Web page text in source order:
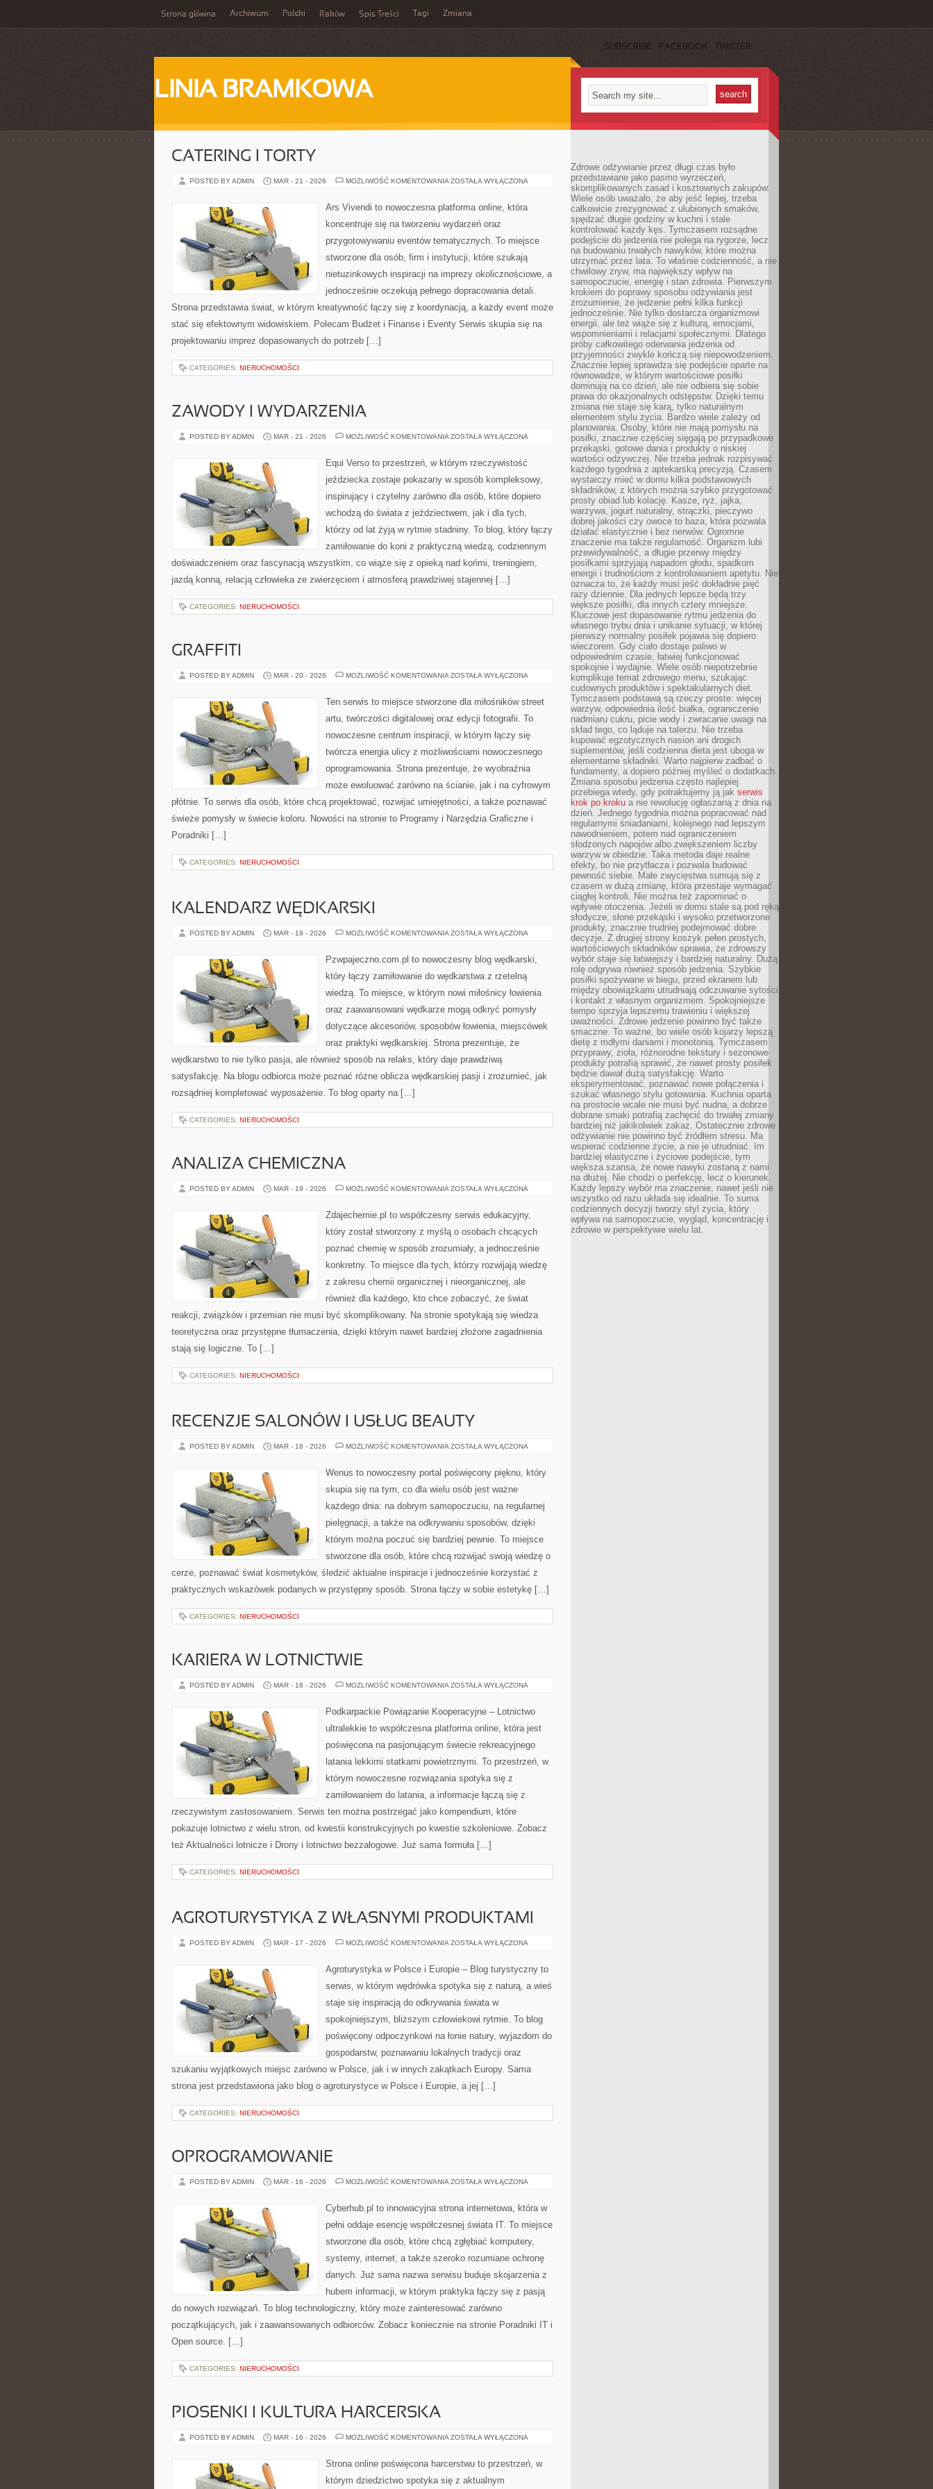
Strona główna Archiwum Polski Raków Spis Treści Tagi Zmiana
SUBSCRIBE FACEBOOK TWITTER
LINIA BRAMKOWA
CATERING I TORTY
POSTED BY ADMIN MAR - 21 - 2026 MOŻLIWOŚĆ KOMENTOWANIA CATERING
ZOSTAŁA WYŁĄCZONA
Ars Vivendi to nowoczesna platforma online, która
koncentruje się na tworzeniu wydarzeń oraz
przygotowywaniu eventów tematycznych. To miejsce
stworzone dla osób, firm i instytucji, które szukają
nietuzinkowych inspiracji na imprezy okolicznościowe, a
jednocześnie oczekują pełnego dopracowania detali.
Strona przedstawia świat, w którym kreatywność łączy się z koordynacją, a każdy event może
stać się efektownym widowiskiem. Polecam Budżet i Finanse i Eventy Serwis skupia się na
projektowaniu imprez dopasowanych do potrzeb […]
CATEGORIES: NIERUCHOMOŚCI
ZAWODY I WYDARZENIA
POSTED BY ADMIN MAR - 21 - 2026 MOŻLIWOŚĆ KOMENTOWANIA ZAWODY
ZOSTAŁA WYŁĄCZONA
Equi Verso to przestrzeń, w którym rzeczywistość
jeździecka zostaje pokazany w sposób kompleksowy,
inspirujący i czytelny zarówno dla osób, które dopiero
wchodzą do świata z jeździectwem, jak i dla tych,
którzy od lat żyją w rytmie stadniny. To blog, który łączy
zamiłowanie do koni z praktyczną wiedzą, codziennym
doświadczeniem oraz fascynacją wszystkim, co wiąże się z opieką nad końmi, treningiem,
jazdą konną, relacją człowieka ze zwierzęciem i atmosferą prawdziwej stajennej […]
CATEGORIES: NIERUCHOMOŚCI
GRAFFITI
POSTED BY ADMIN MAR - 20 - 2026 MOŻLIWOŚĆ KOMENTOWANIA GRAFFITI
ZOSTAŁA WYŁĄCZONA
Ten serwis to miejsce stworzone dla miłośników street
artu, twórczości digitalowej oraz edycji fotografii. To
nowoczesne centrum inspiracji, w którym łączy się
twórcza energia ulicy z możliwościami nowoczesnego
oprogramowania. Strona prezentuje, że wyobraźnia
może ewoluować zarówno na ścianie, jak i na cyfrowym
płótnie. To serwis dla osób, które chcą projektować, rozwijać umiejętności, a także poznawać
świeże pomysły w świecie koloru. Nowości na stronie to Programy i Narzędzia Graficzne i
Poradniki […]
CATEGORIES: NIERUCHOMOŚCI
KALENDARZ WĘDKARSKI
POSTED BY ADMIN MAR - 19 - 2026 MOŻLIWOŚĆ KOMENTOWANIA KALENDARZ
ZOSTAŁA WYŁĄCZONA
Pzwpajeczno.com.pl to nowoczesny blog wędkarski,
który łączy zamiłowanie do wędkarstwa z rzetelną
wiedzą. To miejsce, w którym nowi miłośnicy łowienia
oraz zaawansowani wędkarze mogą odkryć pomysły
dotyczące akcesoriów, sposobów łowienia, miejscówek
oraz praktyki wędkarskiej. Strona prezentuje, że
wędkarstwo to nie tylko pasja, ale również sposób na relaks, który daje prawdziwą
satysfakcję. Na blogu odbiorca może poznać różne oblicza wędkarskiej pasji i zrozumieć, jak
rozsądniej kompletować wyposażenie. To blog oparty na […]
CATEGORIES: NIERUCHOMOŚCI
ANALIZA CHEMICZNA
POSTED BY ADMIN MAR - 19 - 2026 MOŻLIWOŚĆ KOMENTOWANIA ANALIZA
ZOSTAŁA WYŁĄCZONA
Zdajechemie.pl to współczesny serwis edukacyjny,
który został stworzony z myślą o osobach chcących
poznać chemię w sposób zrozumiały, a jednocześnie
konkretny. To miejsce dla tych, którzy rozwijają wiedzę
z zakresu chemii organicznej i nieorganicznej, ale
również dla każdego, kto chce zobaczyć, że świat
reakcji, związków i przemian nie musi być skomplikowany. Na stronie spotykają się wiedza
teoretyczna oraz przystępne tłumaczenia, dzięki którym nawet bardziej złożone zagadnienia
stają się logiczne. To […]
CATEGORIES: NIERUCHOMOŚCI
RECENZJE SALONÓW I USŁUG BEAUTY
POSTED BY ADMIN MAR - 18 - 2026 MOŻLIWOŚĆ KOMENTOWANIA RECENZJE
USŁUG
BEAUTY
ZOSTAŁA WYŁĄCZONA
Wenus to nowoczesny portal poświęcony pięknu, który
skupia się na tym, co dla wielu osób jest ważne
każdego dnia: na dobrym samopoczuciu, na regularnej
pielęgnacji, a także na odkrywaniu sposobów, dzięki
którym można poczuć się bardziej pewnie. To miejsce
stworzone dla osób, które chcą rozwijać swoją wiedzę o
cerze, poznawać świat kosmetyków, śledzić aktualne inspiracje i jednocześnie korzystać z
praktycznych wskazówek podanych w przystępny sposób. Strona łączy w sobie estetykę […]
CATEGORIES: NIERUCHOMOŚCI
KARIERA W LOTNICTWIE
POSTED BY ADMIN MAR - 18 - 2026 MOŻLIWOŚĆ KOMENTOWANIA KARIERA
ZOSTAŁA WYŁĄCZONA
Podkarpackie Powiązanie Kooperacyjne – Lotnictwo
ultralekkie to współczesna platforma online, która jest
poświęcona na pasjonującym świecie rekreacyjnego
latania lekkimi statkami powietrznymi. To przestrzeń, w
którym nowoczesne rozwiązania spotyka się z
zamiłowaniem do latania, a informacje łączą się z
rzeczywistym zastosowaniem. Serwis ten można postrzegać jako kompendium, które
pokazuje lotnictwo z wielu stron, od kwestii konstrukcyjnych po kwestie szkoleniowe. Zobacz
też Aktualności lotnicze i Drony i lotnictwo bezzałogowe. Już sama formuła […]
CATEGORIES: NIERUCHOMOŚCI
AGROTURYSTYKA Z WŁASNYMI PRODUKTAMI
POSTED BY ADMIN MAR - 17 - 2026 MOŻLIWOŚĆ KOMENTOWANIA AGROTURYSTYKA
PRODUKTAMI
ZOSTAŁA WYŁĄCZONA
Agroturystyka w Polsce i Europie – Blog turystyczny to
serwis, w którym wędrówka spotyka się z naturą, a wieś
staje się inspiracją do odkrywania świata w
spokojniejszym, bliższym człowiekowi rytmie. To blog
poświęcony odpoczynkowi na łonie natury, wyjazdom do
gospodarstw, poznawaniu lokalnych tradycji oraz
szukaniu wyjątkowych miejsc zarówno w Polsce, jak i w innych zakątkach Europy. Sama
strona jest przedstawiona jako blog o agroturystyce w Polsce i Europie, a jej […]
CATEGORIES: NIERUCHOMOŚCI
OPROGRAMOWANIE
POSTED BY ADMIN MAR - 16 - 2026 MOŻLIWOŚĆ KOMENTOWANIA OPROGRAMOWANIE
ZOSTAŁA WYŁĄCZONA
Cyberhub.pl to innowacyjna strona internetowa, która w
pełni oddaje esencję współczesnej świata IT. To miejsce
stworzone dla osób, które chcą zgłębiać komputery,
systemy, internet, a także szeroko rozumiane ochronę
danych. Już sama nazwa serwisu buduje skojarzenia z
hubem informacji, w którym praktyka łączy się z pasją
do nowych rozwiązań. To blog technologiczny, który może zainteresować zarówno
początkujących, jak i zaawansowanych odbiorców. Zobacz koniecznie na stronie Poradniki IT i
Open source. […]
CATEGORIES: NIERUCHOMOŚCI
PIOSENKI I KULTURA HARCERSKA
POSTED BY ADMIN MAR - 16 - 2026 MOŻLIWOŚĆ KOMENTOWANIA PIOSENKI
HARCERSKA
ZOSTAŁA WYŁĄCZONA
Strona online poświęcona harcerstwu to przestrzeń, w
którym dziedzictwo spotyka się z aktualnym
Zdrowe odżywianie przez długi czas było
przedstawiane jako pasmo wyrzeczeń,
skomplikowanych zasad i kosztownych zakupów.
Wiele osób uważało, że aby jeść lepiej, trzeba
całkowicie zrezygnować z ulubionych smaków,
spędzać długie godziny w kuchni i stale
kontrolować każdy kęs. Tymczasem rozsądne
podejście do jedzenia nie polega na rygorze, lecz
na budowaniu trwałych nawyków, które można
utrzymać przez lata. To właśnie codzienność, a nie
chwilowy zryw, ma największy wpływ na
samopoczucie, energię i stan zdrowia. Pierwszym
krokiem do poprawy sposobu odżywiania jest
zrozumienie, że jedzenie pełni kilka funkcji
jednocześnie. Nie tylko dostarcza organizmowi
energii, ale też wiąże się z kulturą, emocjami,
wspomnieniami i relacjami społecznymi. Dlatego
próby całkowitego oderwania jedzenia od
przyjemności zwykle kończą się niepowodzeniem.
Znacznie lepiej sprawdza się podejście oparte na
równowadze, w którym wartościowe posiłki
dominują na co dzień, ale nie odbiera się sobie
prawa do okazjonalnych odstępstw. Dzięki temu
zmiana nie staje się karą, tylko naturalnym
elementem stylu życia. Bardzo wiele zależy od
planowania. Osoby, które nie mają pomysłu na
posiłki, znacznie częściej sięgają po przypadkowe
przekąski, gotowe dania i produkty o niskiej
wartości odżywczej. Nie trzeba jednak rozpisywać
każdego tygodnia z aptekarską precyzją. Czasem
wystarczy mieć w domu kilka podstawowych
składników, z których można szybko przygotować
prosty obiad lub kolację. Kasze, ryż, jajka,
warzywa, jogurt naturalny, strączki, pieczywo
dobrej jakości czy owoce to baza, która pozwala
działać elastycznie i bez nerwów. Ogromne
znaczenie ma także regularność. Organizm lubi
przewidywalność, a długie przerwy między
posiłkami sprzyjają napadom głodu, spadkom
energii i trudnościom z kontrolowaniem apetytu. Nie
oznacza to, że każdy musi jeść dokładnie pięć
razy dziennie. Dla jednych lepsze będą trzy
większe posiłki, dla innych cztery mniejsze.
Kluczowe jest dopasowanie rytmu jedzenia do
własnego trybu dnia i unikanie sytuacji, w której
pierwszy normalny posiłek pojawia się dopiero
wieczorem. Gdy ciało dostaje paliwo w
odpowiednim czasie, łatwiej funkcjonować
spokojnie i wydajnie. Wiele osób niepotrzebnie
komplikuje temat zdrowego menu, szukając
cudownych produktów i spektakularnych diet.
Tymczasem podstawą są rzeczy proste: więcej
warzyw, odpowiednia ilość białka, ograniczenie
nadmiaru cukru, picie wody i zwracanie uwagi na
skład tego, co ląduje na talerzu. Nie trzeba
kupować egzotycznych nasion ani drogich
suplementów, jeśli codzienna dieta jest uboga w
elementarne składniki. Warto najpierw zadbać o
fundamenty, a dopiero później myśleć o dodatkach.
Zmiana sposobu jedzenia często najlepiej
przebiega wtedy, gdy potraktujemy ją jak serwis
krok po kroku a nie rewolucję ogłaszaną z dnia na
dzień. Jednego tygodnia można popracować nad
regularnymi śniadaniami, kolejnego nad lepszym
nawodnieniem, potem nad ograniczeniem
słodzonych napojów albo zwiększeniem liczby
warzyw w obiedzie. Taka metoda daje realne
efekty, bo nie przytłacza i pozwala budować
pewność siebie. Małe zwycięstwa sumują się z
czasem w dużą zmianę, która przestaje wymagać
ciągłej kontroli. Nie można też zapominać o
wpływie otoczenia. Jeżeli w domu stale są pod ręką
słodycze, słone przekąski i wysoko przetworzone
produkty, znacznie trudniej podejmować dobre
decyzje. Z drugiej strony koszyk pełen prostych,
wartościowych składników sprawia, że zdrowszy
wybór staje się łatwiejszy i bardziej naturalny. Dużą
rolę odgrywa również sposób jedzenia. Szybkie
posiłki spożywane w biegu, przed ekranem lub
między obowiązkami utrudniają odczuwanie sytości
i kontakt z własnym organizmem. Spokojniejsze
tempo sprzyja lepszemu trawieniu i większej
uważności. Zdrowe jedzenie powinno być także
smaczne. To ważne, bo wiele osób kojarzy lepszą
dietę z mdłymi daniami i monotonią. Tymczasem
przyprawy, zioła, różnorodne tekstury i sezonowe
produkty potrafią sprawić, że nawet prosty posiłek
będzie dawał dużą satysfakcję. Warto
eksperymentować, poznawać nowe połączenia i
szukać własnego stylu gotowania. Kuchnia oparta
na prostocie wcale nie musi być nudna, a dobrze
dobrane smaki potrafią zachęcić do trwałej zmiany
bardziej niż jakikolwiek zakaz. Ostatecznie zdrowe
odżywianie nie powinno być źródłem stresu. Ma
wspierać codzienne życie, a nie je utrudniać. Im
bardziej elastyczne i życiowe podejście, tym
większa szansa, że nowe nawyki zostaną z nami
na dłużej. Nie chodzi o perfekcję, lecz o kierunek.
Każdy lepszy wybór ma znaczenie, nawet jeśli nie
wszystko od razu układa się idealnie. To suma
codziennych decyzji tworzy styl życia, który
wpływa na samopoczucie, wygląd, koncentrację i
zdrowie w perspektywie wielu lat.